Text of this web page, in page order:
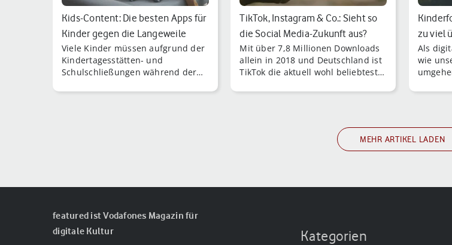
Kids-Content: Die besten Apps für
Kinder gegen die Langeweile
Viele Kinder müssen aufgrund der
Kindertagesstätten- und
Schulschließungen während der
TikTok, Instagram & Co.: Sieht so
die Social Media-Zukunft aus?
Mit über 7,8 Millionen Downloads
allein in 2018 und Deutschland ist
TikTok die aktuell wohl beliebteste
zu viel
Als
wie
MEHR ARTIKEL LADEN
featured ist Vodafones Magazin für
digitale Kultur
Kategorien